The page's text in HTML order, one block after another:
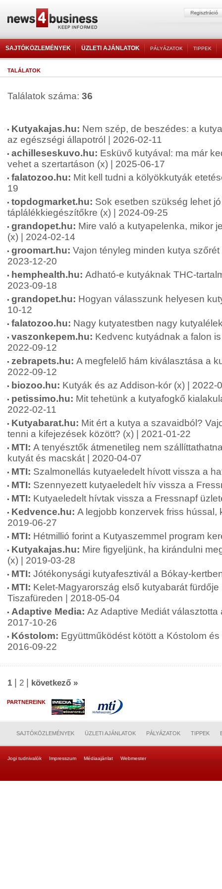
SAJTÓKÖZLEMÉNYEK ÜZLETI AJÁNLATOK PÁLYÁZATOK TIPPEK
TALÁLATOK
Találatok száma: 36
Kutyakajas.hu: Nem szép, de beszédes: a
az egészségi állapotról | 2026-02-11
achilleseskuvo.hu: Esküvő kutyával: ma már
vehet a szertartáson (x) | 2025-06-17
falatozoo.hu: Mit kell tudni a kölyökkutyák
19
topdogmarket.hu: Sok esetben szükség lehet jó
táplálékkiegészítőkre (x) | 2024-09-25
grandopet.hu: Mire való a kutyapelenka, mikor
(x) | 2024-02-14
groomart.hu: Vajon tényleg minden kutya
2023-12-20
hemphealth.hu: Adható-e kutyáknak THC-
2023-09-18
grandopet.hu: Hogyan válasszunk helyesen
10-12
falatozoo.hu: Nagy kutyatestben nagy
vaszonkepem.hu: Kedvenc kutyádnak a falon
2022-09-12
zebrapets.hu: A megfelelő hám kiválasztása a
2022-09-12
biozoo.hu: Kutyák és az Addison-kór (x) | 2022-
petissimo.hu: Mit tehetünk a kutyafogkő
2022-02-11
Kutyabarat.hu: Mit ért a kutya a szavaidból?
tenni a kifejezések között? (x) | 2021-01-22
MTI: A tenyésztők átmenetileg nem
kutyát és macskát | 2020-04-07
MTI: Szalmonellás kutyaeledelt hívott vissza a
MTI: Szennyezett kutyaeledelt hív vissza a
MTI: Kutyaeledelt hívtak vissza a Fressnapf
Kedvence.hu: A legjobb konzervek friss hússal,
2019-06-27
MTI: Hétmillió forint a Kutyaszemmel program
Kutyakajas.hu: Mire figyeljünk, ha kirándulni
(x) | 2019-03-28
MTI: Jótékonysági kutyafesztivál a Bókay-
MTI: Kelet-Magyarország első kutyabarát
Tiszafüreden | 2018-05-04
Adaptive Media: Az Adaptive Mediát választotta
2017-10-26
Kóstolom: Együttműködést kötött a Kóstolom
2016-09-22
1 2 következő »
PARTNEREINK
SAJTÓKÖZLEMÉNYEK ÜZLETI AJÁNLATOK PÁLYÁZATOK TIPPEK
Jogi tudnivalók Impresszum Médiaajánlat Webmester